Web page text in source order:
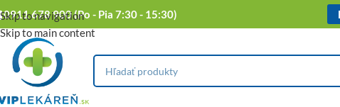
Skip to navigation
Skip to main content
0911 678 900 (Po - Pia 7:30 - 15:30)